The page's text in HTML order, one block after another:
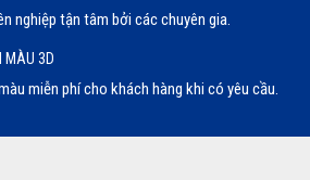
nghiệp tận tâm bởi các chuyên gia.
MÀU 3D
miễn phí cho khách hàng khi có yêu cầu.